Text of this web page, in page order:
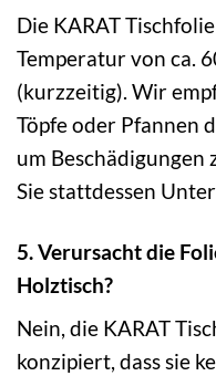
Die KARAT
Temperatur von ca.
(kurzzeitig). Wir
Töpfe oder Pfannen
um Beschädigungen
Sie stattdessen
5. Verursacht die
Holztisch?
Nein, die KARAT
konzipiert, dass sie